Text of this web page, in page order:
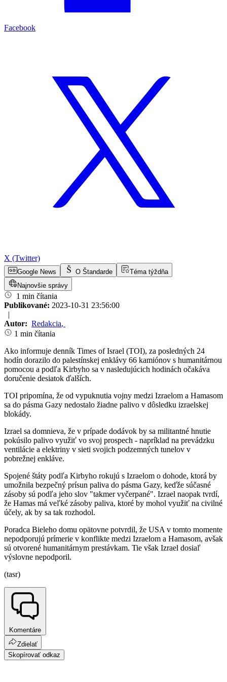
Facebook
X (Twitter)
Google News O Štandarde
Téma týždňa
Najnovšie správy
1 min čítania
Publikované: 2023-10-31 23:56:00
|
Autor: Redakcia,
1 min čítania
Ako informuje denník Times of Israel (TOI), za posledných 24
hodín dorazilo do palestínskej enklávy 66 kamiónov s humanitárnou
pomocou a podľa Kirbyho sa v nasledujúcich hodinách očakáva
doručenie desiatok ďalších.
TOI pripomína, že od vypuknutia vojny medzi Izraelom a Hamasom
sa do pásma Gazy nedostalo žiadne palivo v dôsledku izraelskej
blokády.
Izrael sa domnieva, že v prípade dodávok by sa militantné hnutie
pokúsilo palivo využiť vo svoj prospech - napríklad na prevádzku
ventilácie a elektriny v sieti svojich podzemných tunelov v
pobrežnej enkláve.
Spojené štáty podľa Kirbyho rokujú s Izraelom o dohode, ktorá by
umožnila bezpečný prísun paliva do pásma Gazy, keďže súčasné
zásoby sú podľa jeho slov "takmer vyčerpané". Izrael naopak tvrdí,
že Hamas má veľké zásoby paliva, ktoré by mohol využiť na civilné
účely, ak by sa tak rozhodol.
Poradca Bieleho domu opätovne potvrdil, že USA v tomto momente
nepodporujú prímerie v konflikte medzi Izraelom a Hamasom, avšak
sú otvorené humanitárnym prestávkam. Tie však Izrael dosiaľ
výslovne nepodporil.
(tasr)
Komentáre
Zdielať
Skopírovať odkaz